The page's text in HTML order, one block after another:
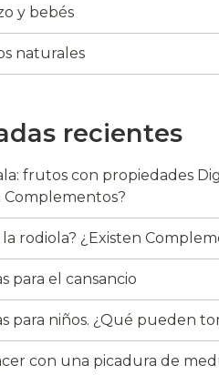
y bebés
naturales
recientes
frutos con propiedades
Complementos?
la rodiola? ¿Existen
para el cansancio
para niños. ¿Qué pueden
con una picadura de